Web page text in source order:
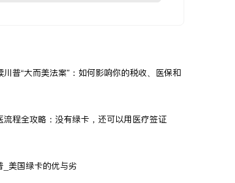
川普“大而美法案”：如何影响你的税收、医保和
流程全攻略：没有绿卡，还可以用医疗签证
_美国绿卡的优与劣